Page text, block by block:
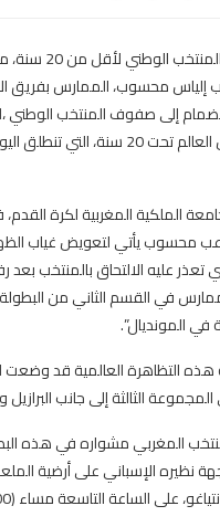
وجه مدرب
إلياس محسوب، الممارس بفريق
إلى صفوف المنتخب الوطني
نهائيات كأس العالم تحت 20 سنة،
الملكية المغربية لكرة القدم،
محسوب يأتي لتعويض غياب
تعذر عليه الالتحاق بالمنتخب
في القسم الثاني من
في المونديال”.
التظاهرة العالمية قد وضعت
الثالثة إلى جانب
المغربي مشواره في هذه
نظيره الإسباني على أرضية
على الساعة التاسعة مساء (21:00 غرينتش+1).